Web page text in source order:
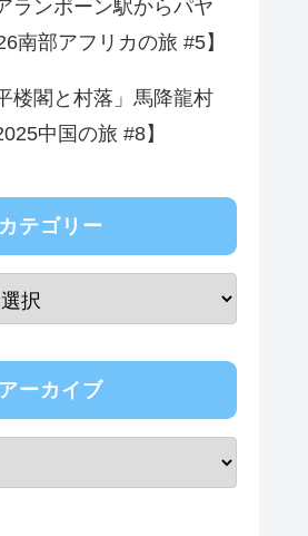
ランポーン駅からパヤ
南部アフリカの旅 #5】
楼閣と村落」馬降龍村
中国の旅 #8】
カテゴリー
アーカイブ